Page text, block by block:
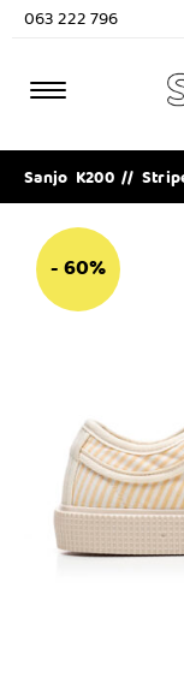
063 222 796
Sanjo K200 //
- 60%